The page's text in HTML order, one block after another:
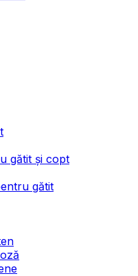
gătit și copt
gătit